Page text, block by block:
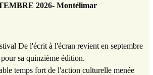
2026- Montélimar
De l'écrit à l'écran revient en septembre
sa quinzième édition.
temps fort de l'action culturelle menée